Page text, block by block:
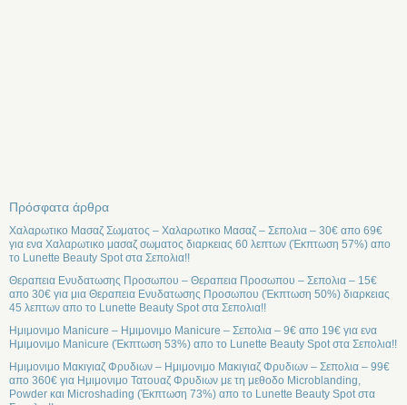
Πρόσφατα άρθρα
Χαλαρωτικο Μασαζ Σωματος – Χαλαρωτικο Μασαζ – Σεπολια – 30€ απο 69€
για ενα Χαλαρωτικο μασαζ σωματος διαρκειας 60 λεπτων (Έκπτωση 57%) απο
το Lunette Beauty Spot στα Σεπολια!!
Θεραπεια Ενυδατωσης Προσωπου – Θεραπεια Προσωπου – Σεπολια – 15€
απο 30€ για μια Θεραπεια Ενυδατωσης Προσωπου (Έκπτωση 50%) διαρκειας
45 λεπτων απο το Lunette Beauty Spot στα Σεπολια!!
Ημιμονιμο Manicure – Ημιμονιμο Manicure – Σεπολια – 9€ απο 19€ για ενα
Ημιμονιμο Manicure (Έκπτωση 53%) απο το Lunette Beauty Spot στα Σεπολια!!
Ημιμονιμο Μακιγιαζ Φρυδιων – Ημιμονιμο Μακιγιαζ Φρυδιων – Σεπολια – 99€
απο 360€ για Ημιμονιμο Τατουαζ Φρυδιων με τη μεθοδο Microblanding,
Powder και Microshading (Έκπτωση 73%) απο το Lunette Beauty Spot στα